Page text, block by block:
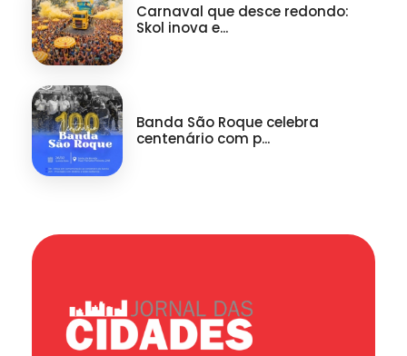
Carnaval que desce redondo:
Skol inova e...
Banda São Roque celebra
centenário com p...